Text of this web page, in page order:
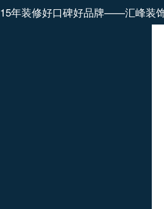
15年装修好口碑好品牌——汇峰装